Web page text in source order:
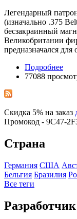
Легендарный
(изначально .375
бесзакраинный
Великобритании
предназначался
Подробнее
77088
Скидка 5% на заказ
Промокод - 9C47-
Страна
Германия США
Бельгия Бразилия
Все теги
Разработчик